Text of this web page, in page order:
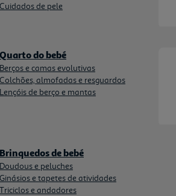
Cuidados de pele
Quarto do bebé
Berços e camas evolutivas
Colchões, almofadas e resguardos
Lençóis de berço e mantas
Brinquedos de bebé
Doudous e peluches
Ginásios e tapetes de atividades
Triciclos e andadores